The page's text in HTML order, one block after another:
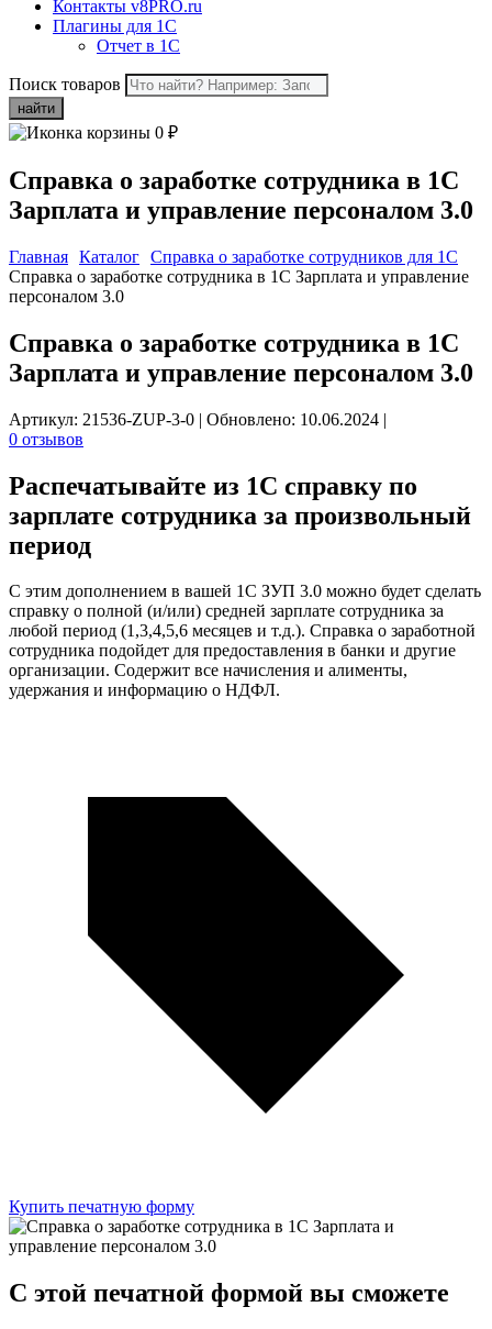
Контакты v8PRO.ru
Плагины для 1С
Отчет в 1С
Поиск товаров
найти
0 ₽
Справка о заработке сотрудника в 1С
Зарплата и управление персоналом 3.0
Главная Каталог Справка о заработке сотрудников для 1C
Справка о заработке сотрудника в 1С Зарплата и управление
персоналом 3.0
Справка о заработке сотрудника в 1С
Зарплата и управление персоналом 3.0
Артикул: 21536-ZUP-3-0 | Обновлено: 10.06.2024 |
0 отзывов
Распечатывайте из 1С справку по
зарплате сотрудника за произвольный
период
С этим дополнением в вашей 1С ЗУП 3.0 можно будет сделать
справку о полной (и/или) средней зарплате сотрудника за
любой период (1,3,4,5,6 месяцев и т.д.). Справка о заработной
сотрудника подойдет для предоставления в банки и другие
организации. Содержит все начисления и алименты,
удержания и информацию о НДФЛ.
Купить печатную форму
C этой печатной формой вы сможете